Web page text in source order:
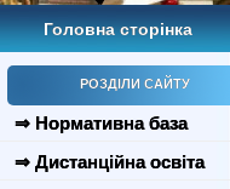
Головна сторінка
РОЗДІЛИ САЙТУ
⇒ Нормативна база
⇒ Дистанційна освіта